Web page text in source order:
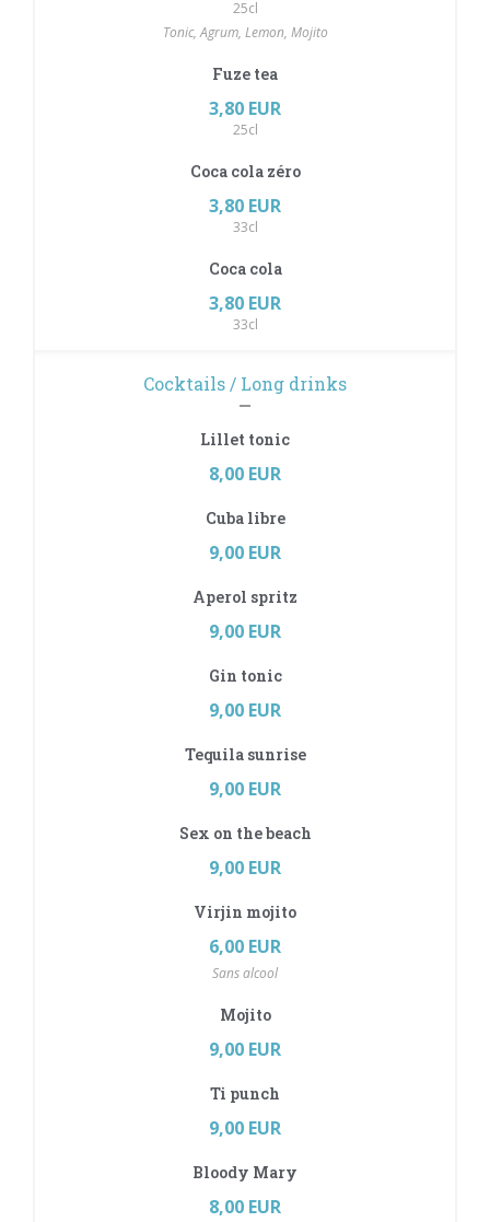
25cl
Tonic, Agrum, Lemon, Mojito
Fuze tea
3,80 EUR
25cl
Coca cola zéro
3,80 EUR
33cl
Coca cola
3,80 EUR
33cl
Cocktails / Long drinks
Lillet tonic
8,00 EUR
Cuba libre
9,00 EUR
Aperol spritz
9,00 EUR
Gin tonic
9,00 EUR
Tequila sunrise
9,00 EUR
Sex on the beach
9,00 EUR
Virjin mojito
6,00 EUR
Sans alcool
Mojito
9,00 EUR
Ti punch
9,00 EUR
Bloody Mary
8,00 EUR